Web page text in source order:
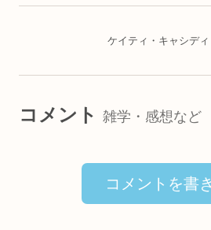
ケイティ・キャシディ
コメント 雑学・感想など
コメントを書